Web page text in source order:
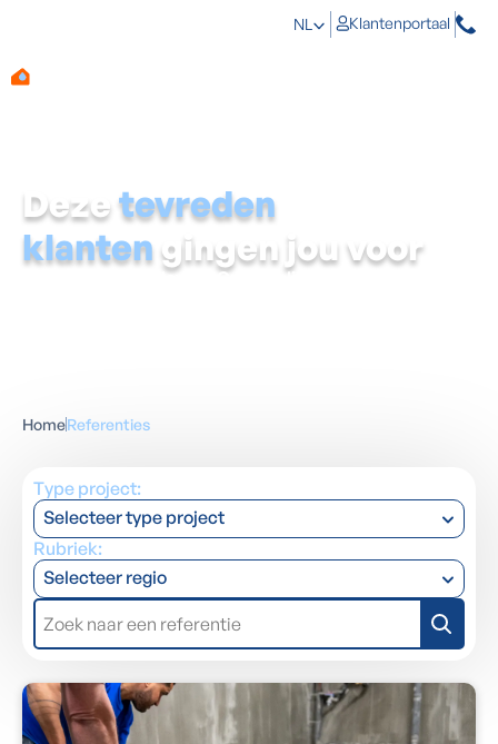
NL Klantenportaal
Deze tevreden
klanten gingen jou voor
Eerst zien, dan geloven? Groot gelijk.
HomeReferenties
Type project:
Selecteer type project
Rubriek:
Selecteer regio